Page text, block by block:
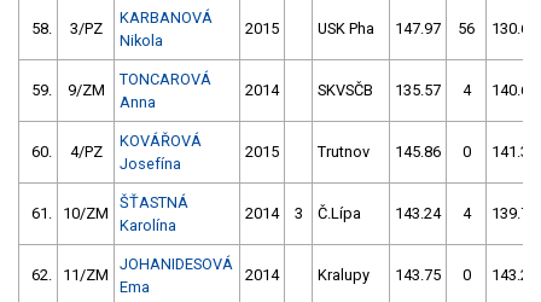
58. 3/PZ
KARBANOVÁ
Nikola
2015 USK Pha 147.97 56 130.67
59. 9/ZM
TONCAROVÁ
Anna
2014 SKVSČB 135.57 4 140.65
60. 4/PZ
KOVÁŘOVÁ
Josefína
2015 Trutnov 145.86 0 141.34
61. 10/ZM
ŠŤASTNÁ
Karolína
2014 3 Č.Lípa 143.24 4 139.73
62. 11/ZM
JOHANIDESOVÁ
Ema
2014 Kralupy 143.75 0 143.20